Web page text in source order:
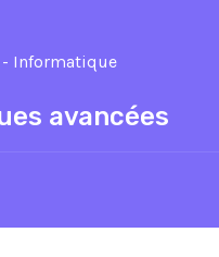
- Informatique
avancées